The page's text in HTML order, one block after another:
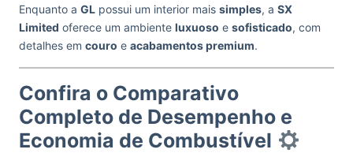
Enquanto a GL possui um interior mais simples, a SX
Limited oferece um ambiente luxuoso e sofisticado, com
detalhes em couro e acabamentos premium.
Confira o Comparativo
Completo de Desempenho e
Economia de Combustível